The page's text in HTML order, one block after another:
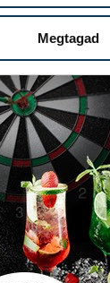
Megtagad